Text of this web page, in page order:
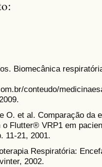
Biomecânica
conteudo/
O. et al. Comparação da
Flutter® VRP1 em
11-21, 2001.
Respiratória:
2002.